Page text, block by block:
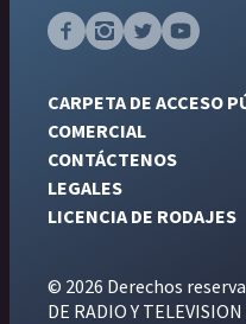
CARPETA DE ACCESO
COMERCIAL
CONTÁCTENOS
LEGALES
LICENCIA DE RODAJES
© 2026 Derechos
DE RADIO Y